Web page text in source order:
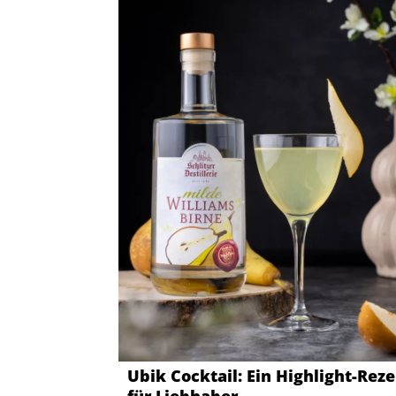
Ubik Cocktail: Ein Highlight-